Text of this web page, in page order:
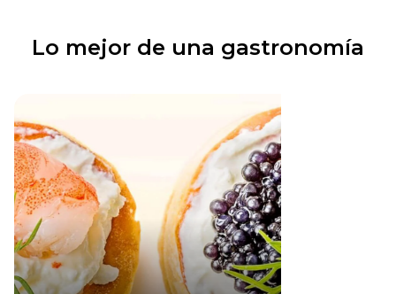
Lo mejor de una gastronomía